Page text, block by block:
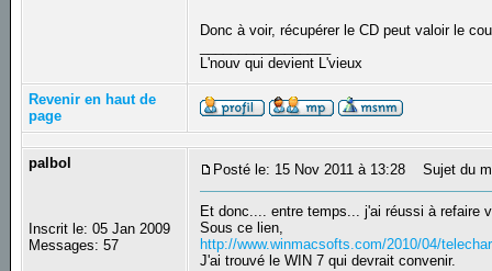
Donc à voir, récupérer le CD peut valoir le
L'nouv qui devient L'vieux
Revenir en haut de
page
palbol
Inscrit le: 05 Jan 2009
Messages: 57
Posté le: 15 Nov 2011 à 13:28 Sujet du
Et donc.... entre temps... j'ai réussi à refaire
Sous ce lien,
http://www.winmacsofts.com/2010/04/
J'ai trouvé le WIN 7 qui devrait convenir.